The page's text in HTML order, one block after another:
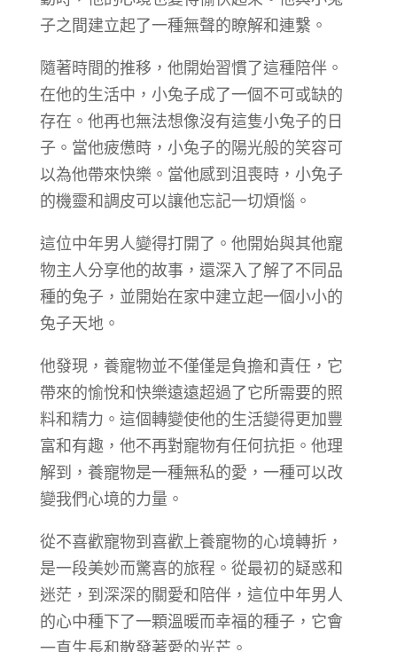
子之間建立起了一種無聲的瞭解和連繫。
隨著時間的推移，他開始習慣了這種陪伴。
在他的生活中，小兔子成了一個不可或缺的
存在。他再也無法想像沒有這隻小兔子的日
子。當他疲憊時，小兔子的陽光般的笑容可
以為他帶來快樂。當他感到沮喪時，小兔子
的機靈和調皮可以讓他忘記一切煩惱。
這位中年男人變得打開了。他開始與其他寵
物主人分享他的故事，還深入了解了不同品
種的兔子，並開始在家中建立起一個小小的
兔子天地。
他發現，養寵物並不僅僅是負擔和責任，它
帶來的愉悅和快樂遠遠超過了它所需要的照
料和精力。這個轉變使他的生活變得更加豐
富和有趣，他不再對寵物有任何抗拒。他理
解到，養寵物是一種無私的愛，一種可以改
變我們心境的力量。
從不喜歡寵物到喜歡上養寵物的心境轉折，
是一段美妙而驚喜的旅程。從最初的疑惑和
迷茫，到深深的關愛和陪伴，這位中年男人
的心中種下了一顆溫暖而幸福的種子，它會